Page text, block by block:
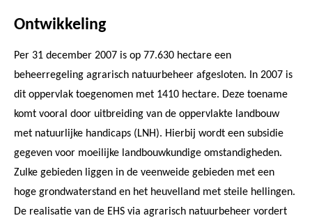
Ontwikkeling
Per 31 december 2007 is op 77.630 hectare een
beheerregeling agrarisch natuurbeheer afgesloten. In 2007 is
dit oppervlak toegenomen met 1410 hectare. Deze toename
komt vooral door uitbreiding van de oppervlakte landbouw
met natuurlijke handicaps (LNH). Hierbij wordt een subsidie
gegeven voor moeilijke landbouwkundige omstandigheden.
Zulke gebieden liggen in de veenweide gebieden met een
hoge grondwaterstand en het heuvelland met steile hellingen.
De realisatie van de EHS via agrarisch natuurbeheer vordert